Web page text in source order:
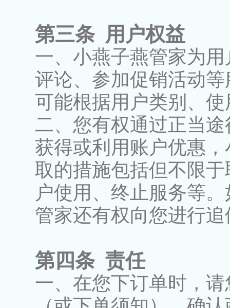
第三条 用户权益
一、小燕子燕管家为
评论、参加促销活动
可能根据用户类别、
二、您有权通过正当
获得或利用账户优惠
取的措施包括但不限
户使用、终止服务等
管家还有权向您进行追
第四条 责任
一、在您下订单时，